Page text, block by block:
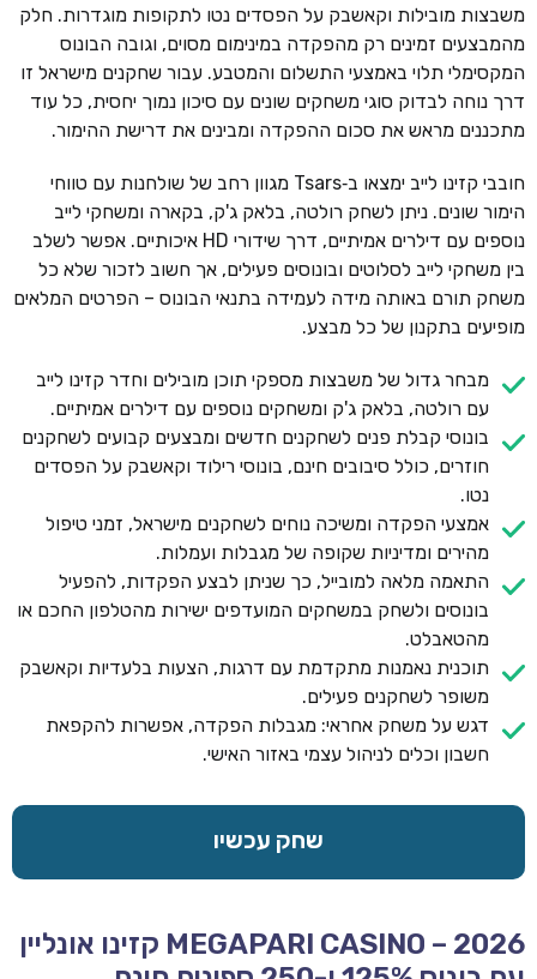
משבצות מובילות וקאשבק על הפסדים נטו לתקופות מוגדרות. חלק
מהמבצעים זמינים רק מהפקדה במינימום מסוים, וגובה הבונוס
המקסימלי תלוי באמצעי התשלום והמטבע. עבור שחקנים מישראל זו
דרך נוחה לבדוק סוגי משחקים שונים עם סיכון נמוך יחסית, כל עוד
מתכננים מראש את סכום ההפקדה ומבינים את דרישת ההימור.
חובבי קזינו לייב ימצאו ב‑Tsars מגוון רחב של שולחנות עם טווחי
הימור שונים. ניתן לשחק רולטה, בלאק ג'ק, בקארה ומשחקי לייב
נוספים עם דילרים אמיתיים, דרך שידורי HD איכותיים. אפשר לשלב
בין משחקי לייב לסלוטים ובונוסים פעילים, אך חשוב לזכור שלא כל
משחק תורם באותה מידה לעמידה בתנאי הבונוס – הפרטים המלאים
מופיעים בתקנון של כל מבצע.
מבחר גדול של משבצות מספקי תוכן מובילים וחדר קזינו לייב
עם רולטה, בלאק ג'ק ומשחקים נוספים עם דילרים אמיתיים.
בונוסי קבלת פנים לשחקנים חדשים ומבצעים קבועים לשחקנים
חוזרים, כולל סיבובים חינם, בונוסי רילוד וקאשבק על הפסדים
נטו.
אמצעי הפקדה ומשיכה נוחים לשחקנים מישראל, זמני טיפול
מהירים ומדיניות שקופה של מגבלות ועמלות.
התאמה מלאה למובייל, כך שניתן לבצע הפקדות, להפעיל
בונוסים ולשחק במשחקים המועדפים ישירות מהטלפון החכם או
מהטאבלט.
תוכנית נאמנות מתקדמת עם דרגות, הצעות בלעדיות וקאשבק
משופר לשחקנים פעילים.
דגש על משחק אחראי: מגבלות הפקדה, אפשרות להקפאת
חשבון וכלים לניהול עצמי באזור האישי.
שחק עכשיו
MEGAPARI CASINO – 2026 קזינו אונליין